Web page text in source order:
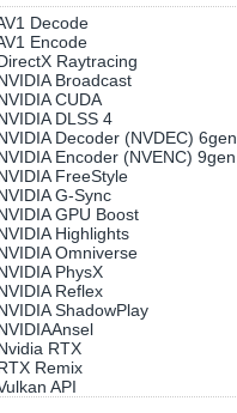
Decode
Encode
Raytracing
Broadcast
CUDA
DLSS 4
Decoder (NVDEC) 6gen
Encoder (NVENC) 9gen
FreeStyle
G-Sync
GPU Boost
Highlights
Omniverse
PhysX
Reflex
ShadowPlay
RTX
Remix
API